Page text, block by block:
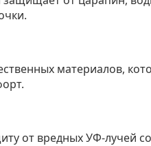
материалов,
от вредных УФ-лучей